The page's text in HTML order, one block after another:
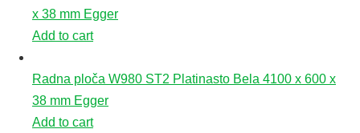
x 38 mm Egger
Add to cart
Radna ploča W980 ST2 Platinasto Bela 4100 x 600 x
38 mm Egger
Add to cart